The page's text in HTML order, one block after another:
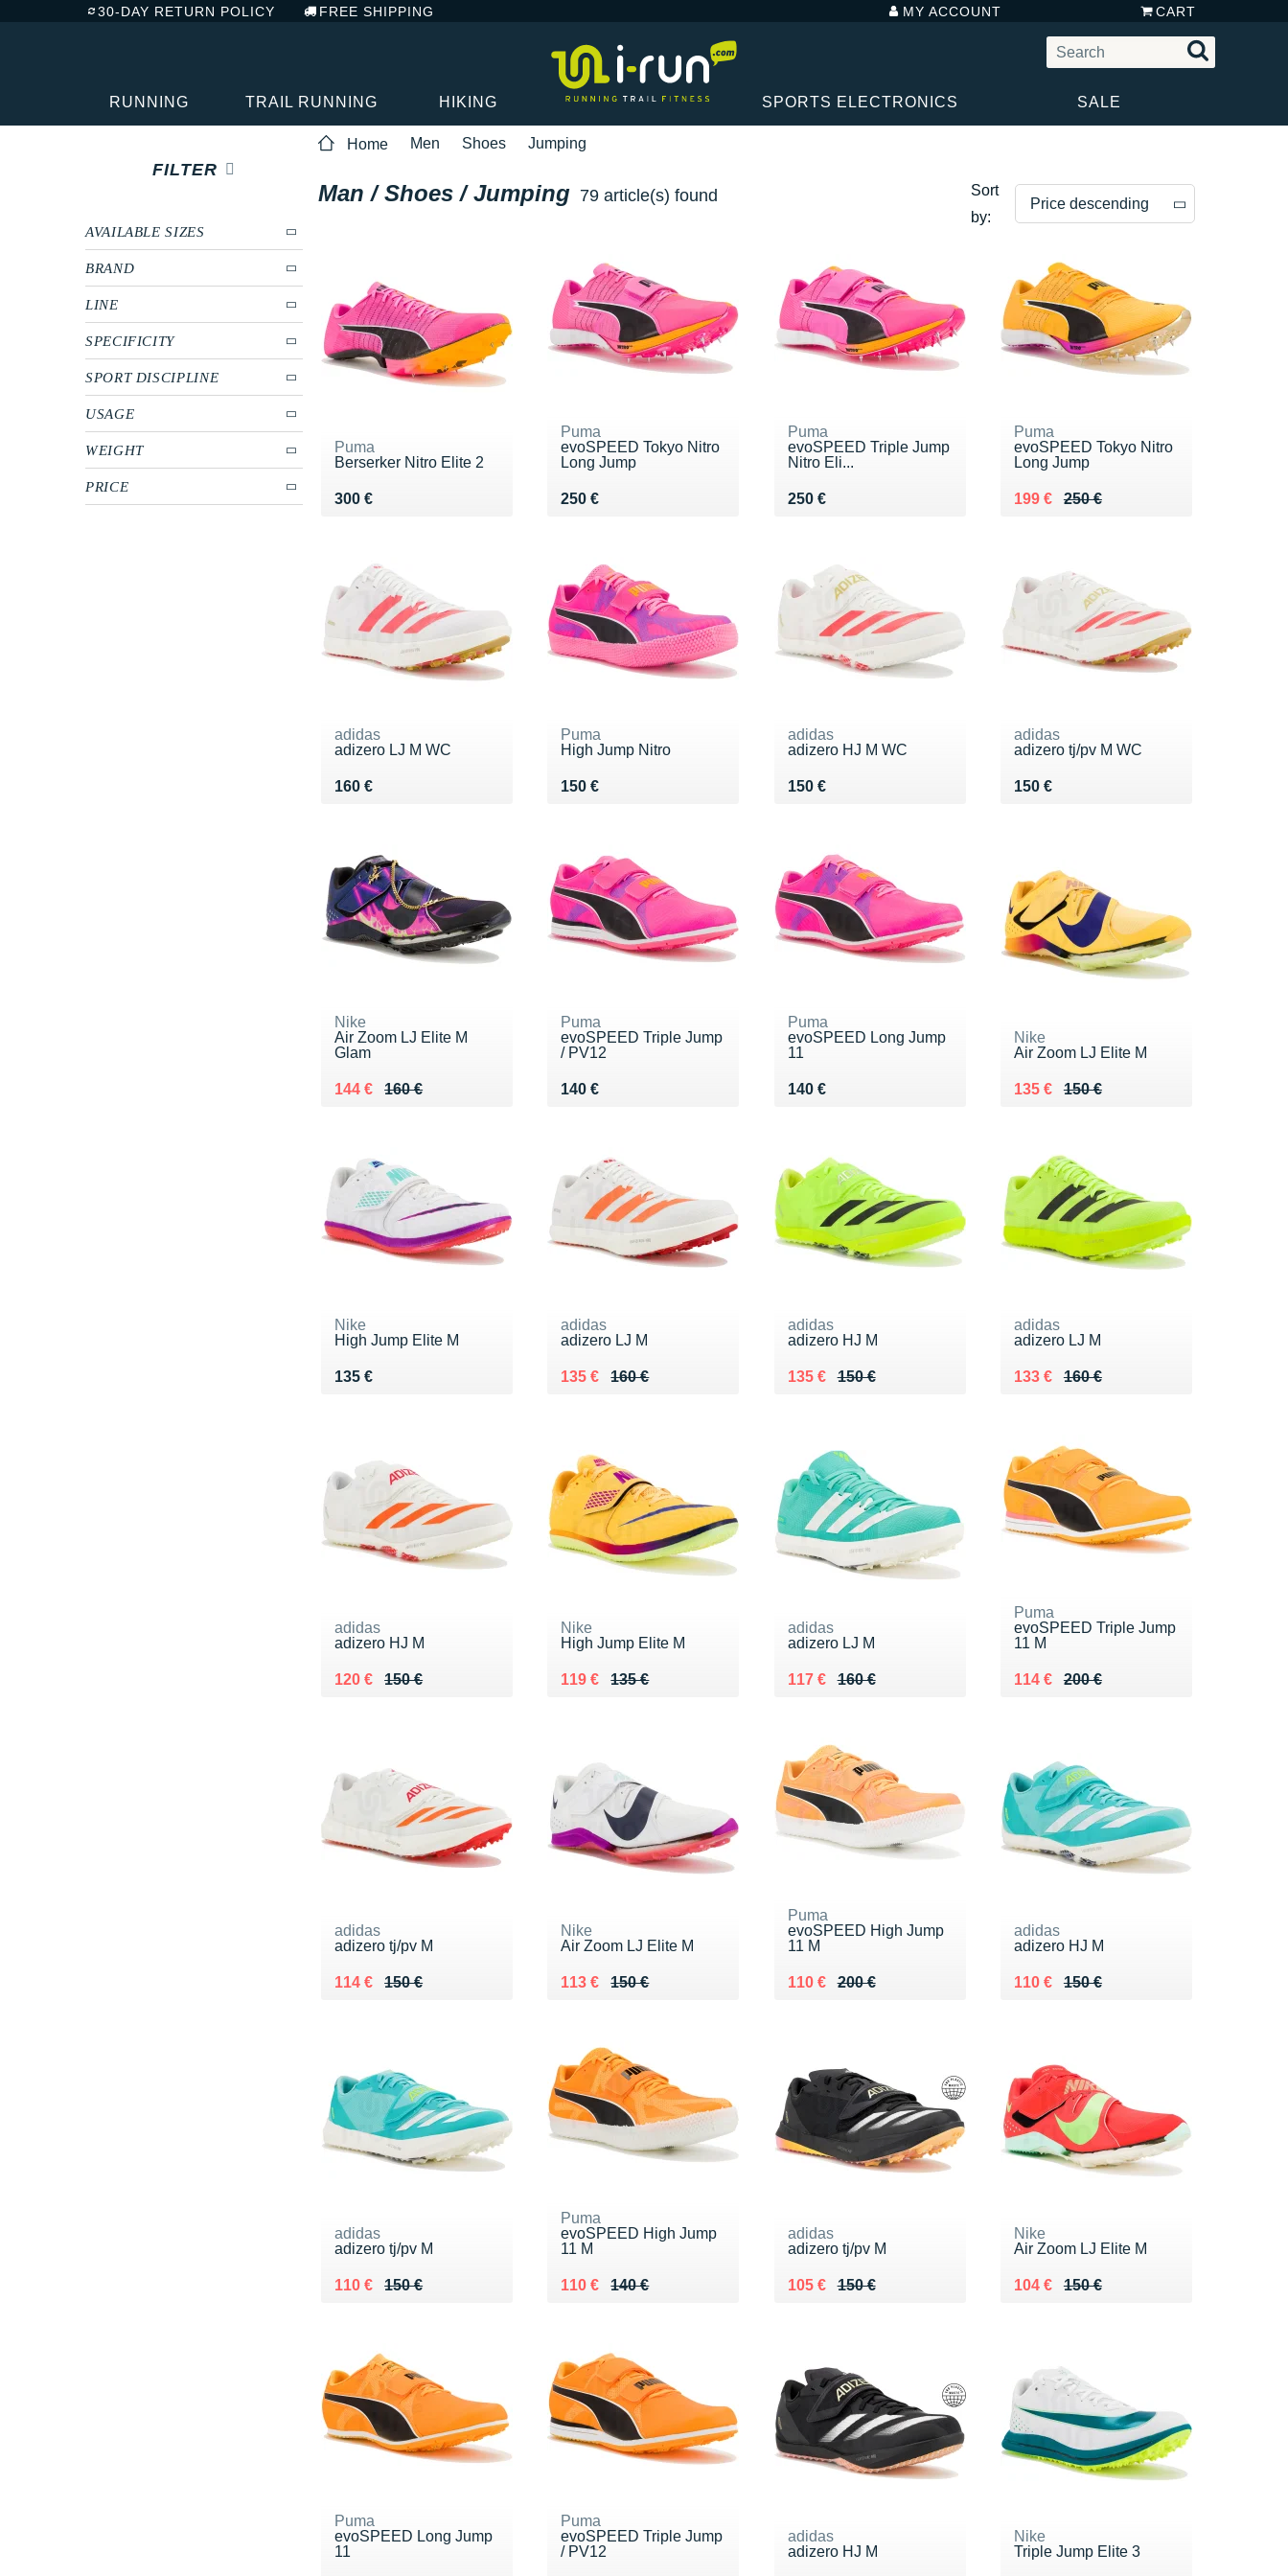
30-DAY RETURN POLICY FREE SHIPPING MY ACCOUNT CART
RUNNING TRAIL RUNNING HIKING SPORTS ELECTRONICS SALE
Home Men Shoes Jumping
FILTER
AVAILABLE SIZES
BRAND
LINE
SPECIFICITY
SPORT DISCIPLINE
USAGE
WEIGHT
PRICE
Man / Shoes / Jumping 79 article(s) found
Sort
by:
Price descending
Price ascending
Puma
Berserker Nitro Elite 2
300 €
Vendu 300 €
Puma
evoSPEED Tokyo Nitro
Long Jump
250 €
Vendu 250 €
Puma
evoSPEED Triple Jump
Nitro Eli...
250 €
Vendu 250 €
Puma
evoSPEED Tokyo Nitro
Long Jump
250 €
Au lieu de 250 €
199 €
Vendu 199 €
adidas
adizero LJ M WC
160 €
Vendu 160 €
Puma
High Jump Nitro
150 €
Vendu 150 €
adidas
adizero HJ M WC
150 €
Vendu 150 €
adidas
adizero tj/pv M WC
150 €
Vendu 150 €
Nike
Air Zoom LJ Elite M
Glam
160 €
Au lieu de 160 €
144 €
Vendu 144 €
Puma
evoSPEED Triple Jump
/ PV12
140 €
Vendu 140 €
Puma
evoSPEED Long Jump
11
140 €
Vendu 140 €
Nike
Air Zoom LJ Elite M
150 €
Au lieu de 150 €
135 €
Vendu 135 €
Nike
High Jump Elite M
135 €
Vendu 135 €
adidas
adizero LJ M
160 €
Au lieu de 160 €
135 €
Vendu 135 €
adidas
adizero HJ M
150 €
Au lieu de 150 €
135 €
Vendu 135 €
adidas
adizero LJ M
160 €
Au lieu de 160 €
133 €
Vendu 133 €
adidas
adizero HJ M
150 €
Au lieu de 150 €
120 €
Vendu 120 €
Nike
High Jump Elite M
135 €
Au lieu de 135 €
119 €
Vendu 119 €
adidas
adizero LJ M
160 €
Au lieu de 160 €
117 €
Vendu 117 €
Puma
evoSPEED Triple Jump
11 M
200 €
Au lieu de 200 €
114 €
Vendu 114 €
adidas
adizero tj/pv M
150 €
Au lieu de 150 €
114 €
Vendu 114 €
Nike
Air Zoom LJ Elite M
150 €
Au lieu de 150 €
113 €
Vendu 113 €
Puma
evoSPEED High Jump
11 M
200 €
Au lieu de 200 €
110 €
Vendu 110 €
adidas
adizero HJ M
150 €
Au lieu de 150 €
110 €
Vendu 110 €
adidas
adizero tj/pv M
150 €
Au lieu de 150 €
110 €
Vendu 110 €
Puma
evoSPEED High Jump
11 M
140 €
Au lieu de 140 €
110 €
Vendu 110 €
adidas
adizero tj/pv M
150 €
Au lieu de 150 €
105 €
Vendu 105 €
Nike
Air Zoom LJ Elite M
150 €
Au lieu de 150 €
104 €
Vendu 104 €
Puma
evoSPEED Long Jump
11
Puma
evoSPEED Triple Jump
/ PV12
adidas
adizero HJ M
Nike
Triple Jump Elite 3